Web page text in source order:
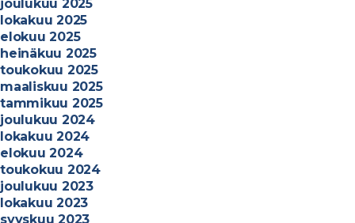
joulukuu 2025
lokakuu 2025
elokuu 2025
heinäkuu 2025
toukokuu 2025
maaliskuu 2025
tammikuu 2025
joulukuu 2024
lokakuu 2024
elokuu 2024
toukokuu 2024
joulukuu 2023
lokakuu 2023
syyskuu 2023